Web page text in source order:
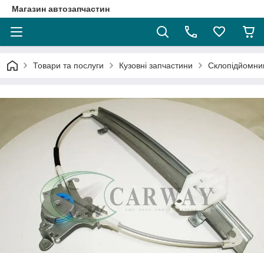
Магазин автозапчастин
Товари та послуги Кузовні запчастини